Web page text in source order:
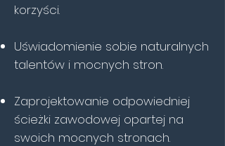
korzyści.
Uświadomienie sobie naturalnych
talentów i mocnych stron.
Zaprojektowanie odpowiedniej
ścieżki zawodowej opartej na
swoich mocnych stronach.